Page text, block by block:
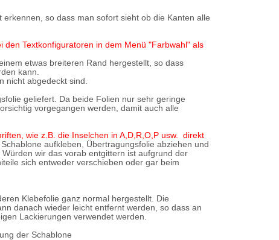
so dass man sofort sieht ob die Kanten alle
Textkonfiguratoren in dem Menü "Farbwahl" als
etwas breiteren Rand hergestellt, so dass
kann.
nicht abgedeckt sind.
geliefert. Da beide Folien nur sehr geringe
vorgegangen werden, damit auch alle
wie z.B. die Inselchen in A,D,R,O,P usw. direkt
aufkleben, Übertragungsfolie abziehen und
wir das vorab entgittern ist aufgrund der
sich entweder verschieben oder gar beim
Klebefolie ganz normal hergestellt. Die
danach wieder leicht entfernt werden, so dass an
Lackierungen verwendet werden.
der Schablone